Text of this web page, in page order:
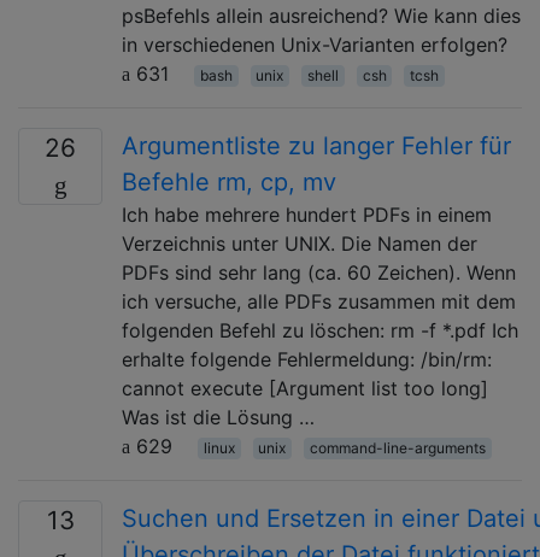
psBefehls allein ausreichend? Wie kann dies
in verschiedenen Unix-Varianten erfolgen?
631
bash unix shell csh tcsh
26
Argumentliste zu langer Fehler für
Befehle rm, cp, mv
Ich habe mehrere hundert PDFs in einem
Verzeichnis unter UNIX. Die Namen der
PDFs sind sehr lang (ca. 60 Zeichen). Wenn
ich versuche, alle PDFs zusammen mit dem
folgenden Befehl zu löschen: rm -f *.pdf Ich
erhalte folgende Fehlermeldung: /bin/rm:
cannot execute [Argument list too long]
Was ist die Lösung …
629
linux unix command-line-arguments
13
Suchen und Ersetzen in einer Datei